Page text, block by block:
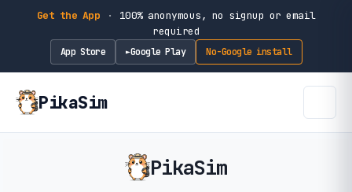
Get the App ·
100% anonymous, no signup or email
required
App Store ►Google Play No-Google install
PikaSim
PikaSim